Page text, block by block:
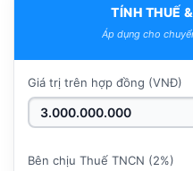
TÍNH THUẾ
Áp dụng cho
Giá trị trên hợp đồng (VNĐ)
Bên chịu Thuế TNCN (2%)